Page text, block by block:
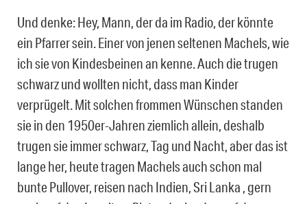
Und denke: Hey, Mann, der da im Radio, der könnte
ein Pfarrer sein. Einer von jenen seltenen Machels, wie
ich sie von Kindesbeinen an kenne. Auch die trugen
schwarz und wollten nicht, dass man Kinder
verprügelt. Mit solchen frommen Wünschen standen
sie in den 1950er-Jahren ziemlich allein, deshalb
trugen sie immer schwarz, Tag und Nacht, aber das ist
lange her, heute tragen Machels auch schon mal
bunte Pullover, reisen nach Indien, Sri Lanka , gern